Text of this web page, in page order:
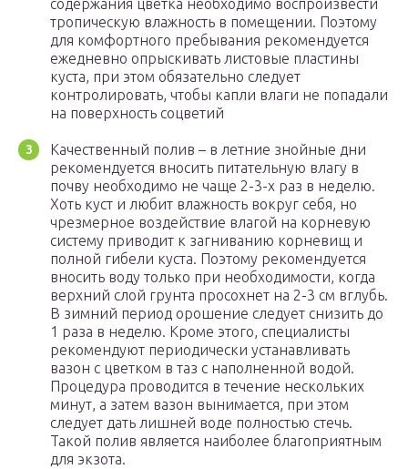
содержания цветка необходимо воспроизвести
тропическую влажность в помещении. Поэтому
для комфортного пребывания рекомендуется
ежедневно опрыскивать листовые пластины
куста, при этом обязательно следует
контролировать, чтобы капли влаги не попадали
на поверхность соцветий
Качественный полив – в летние знойные дни
рекомендуется вносить питательную влагу в
почву необходимо не чаще 2-3-х раз в неделю.
Хоть куст и любит влажность вокруг себя, но
чрезмерное воздействие влагой на корневую
систему приводит к загниванию корневищ и
полной гибели куста. Поэтому рекомендуется
вносить воду только при необходимости, когда
верхний слой грунта просохнет на 2-3 см вглубь.
В зимний период орошение следует снизить до
1 раза в неделю. Кроме этого, специалисты
рекомендуют периодически устанавливать
вазон с цветком в таз с наполненной водой.
Процедура проводится в течение нескольких
минут, а затем вазон вынимается, при этом
следует дать лишней воде полностью стечь.
Такой полив является наиболее благоприятным
для экзота.